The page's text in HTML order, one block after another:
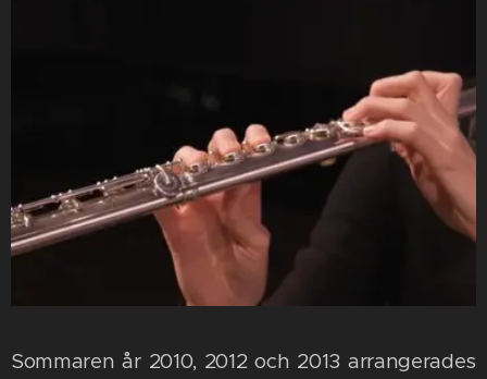
Sommaren år 2010, 2012 och 2013 arrangerades